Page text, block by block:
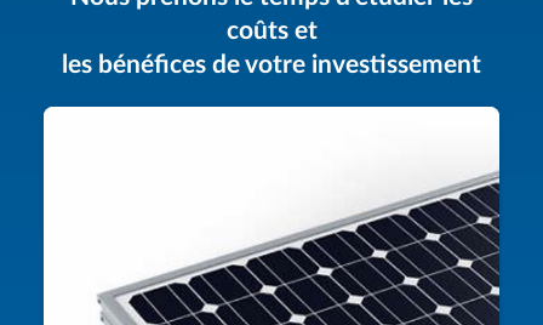
coûts et
les bénéfices de votre investissement